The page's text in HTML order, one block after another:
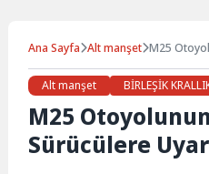
Ana Sayfa Alt manşet M25
Alt manşet
BİRLEŞİK
M25
Sürücülere